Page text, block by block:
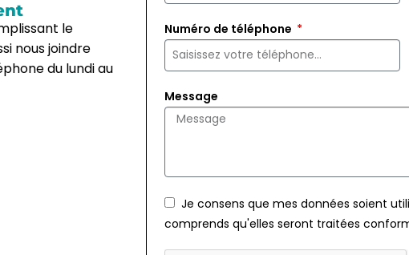
le
nous joindre
du lundi au
Numéro de téléphone
Message
Je consens que mes données soient
comprends qu'elles seront traitées